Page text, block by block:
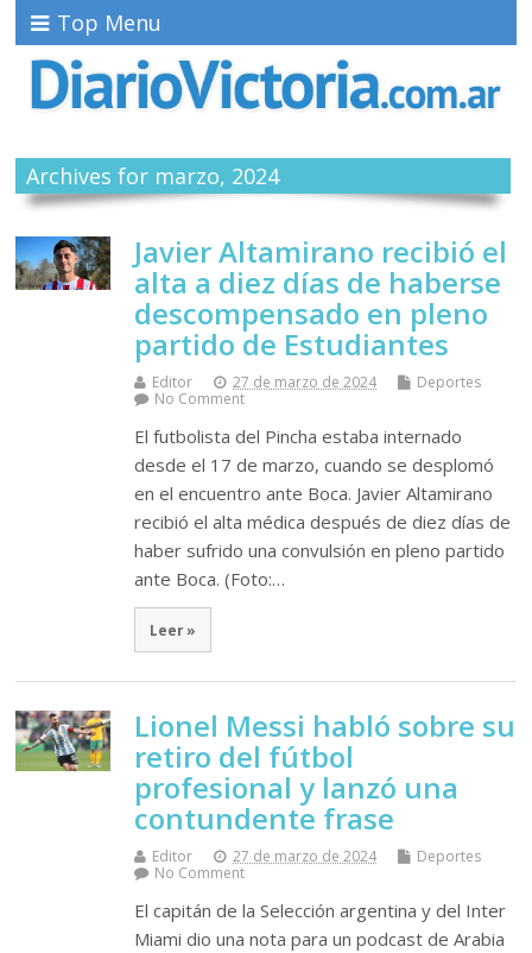
Top Menu
Archives for marzo, 2024
Javier Altamirano recibió el
alta a diez días de haberse
descompensado en pleno
partido de Estudiantes
Editor 27 de marzo de 2024
Deportes
No Comment
El futbolista del Pincha estaba internado
desde el 17 de marzo, cuando se desplomó
en el encuentro ante Boca. Javier Altamirano
recibió el alta médica después de diez días de
haber sufrido una convulsión en pleno partido
ante Boca. (Foto:…
Leer »
Lionel Messi habló sobre su
retiro del fútbol
profesional y lanzó una
contundente frase
Editor 27 de marzo de 2024
Deportes
No Comment
El capitán de la Selección argentina y del Inter
Miami dio una nota para un podcast de Arabia